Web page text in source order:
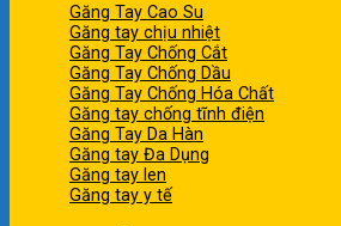
Găng Tay Cao Su
Găng tay chịu nhiệt
Găng Tay Chống Cắt
Găng Tay Chống Dầu
Găng Tay Chống Hóa Chất
Găng tay chống tĩnh điện
Găng Tay Da Hàn
Găng tay Đa Dụng
Găng tay len
Găng tay y tế